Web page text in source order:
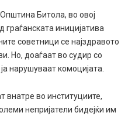
Битола, во овој
иницијатива
советници се најздравото
Но, доаѓаат во судир со
нарушуваат комоцијата.
внатре во институциите,
непријатели бидејќи им